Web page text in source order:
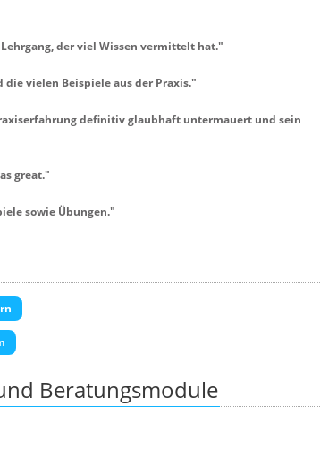
der viel Wissen vermittelt hat."
die vielen Beispiele aus der Praxis."
definitiv glaubhaft untermauert und sein
great."
sowie Übungen."
Beratungsmodule